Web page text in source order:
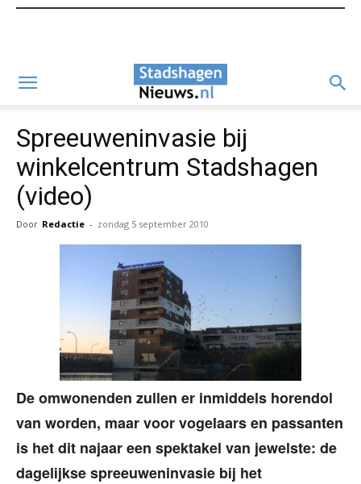
Spreeuweninvasie bij
winkelcentrum Stadshagen
(video)
Door Redactie - zondag 5 september 2010
De omwonenden zullen er inmiddels horendol
van worden, maar voor vogelaars en passanten
is het dit najaar een spektakel van jewelste: de
dagelijkse spreeuweninvasie bij het